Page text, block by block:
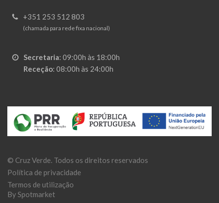
+351 253 512 803
(chamada para rede fixa nacional)
Secretaria: 09:00h às 18:00h
Receção: 08:00h às 24:00h
© Cruz Verde. Todos os direitos reservados
Política de privacidade
Termos de utilização
By Spotmarket